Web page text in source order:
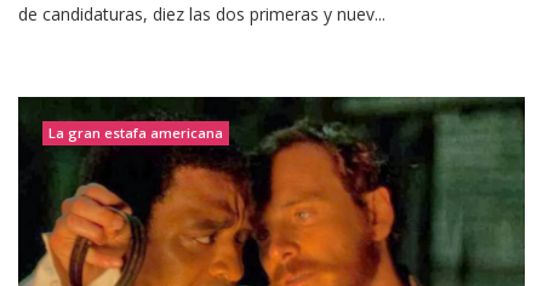
de candidaturas, diez las dos primeras y nuev...
La gran estafa americana